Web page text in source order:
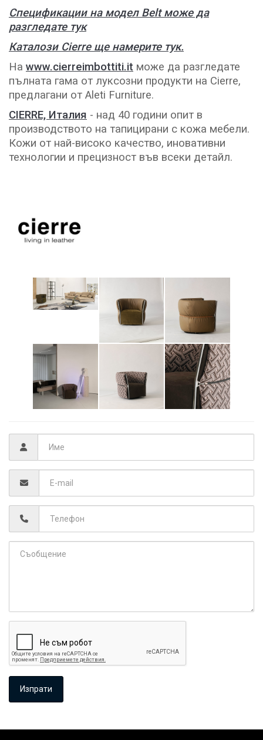
Спецификации на модел Belt може да
разгледате тук
Каталози Cierre ще намерите тук.
На www.cierreimbottiti.it може да разгледате
пълната гама от луксозни продукти на Cierre,
предлагани от Aleti Furniture.
CIERRE, Италия - над 40 години опит в
производството на тапицирани с кожа мебели.
Кожи от най-високо качество, иновативни
технологии и прецизност във всеки детайл.